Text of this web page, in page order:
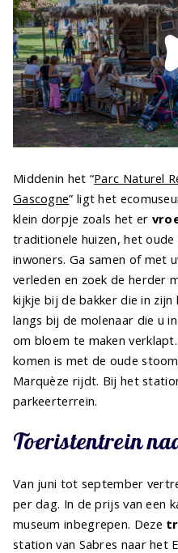
Middenin het “Parc Naturel
Gascogne” ligt het
klein dorpje zoals het er
traditionele huizen, het
inwoners. Ga samen of met
verleden en zoek de herder
kijkje bij de bakker die in
langs bij de molenaar die u
om bloem te maken
komen is met de oude
Marquèze rijdt. Bij het
parkeerterrein.
Toeristentrein
Van juni tot september
per dag. In de prijs van een
museum inbegrepen. Deze
station van Sabres naar het